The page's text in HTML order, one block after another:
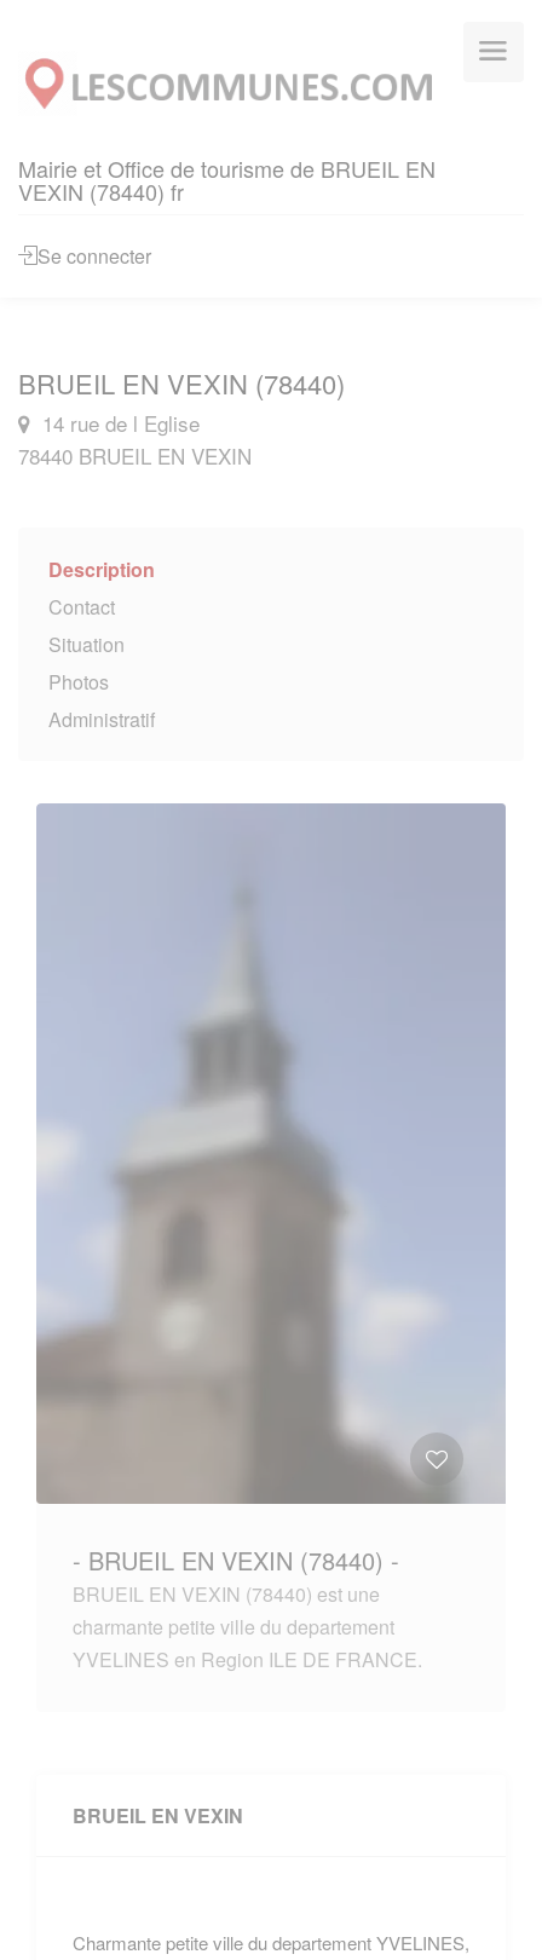
Mairie et Office de tourisme de BRUEIL EN
VEXIN (78440) fr
Se connecter
BRUEIL EN VEXIN (78440)
14 rue de l Eglise
78440 BRUEIL EN VEXIN
Description
Contact
Situation
Photos
Administratif
- BRUEIL EN VEXIN (78440) -
BRUEIL EN VEXIN (78440) est une
charmante petite ville du departement
YVELINES en Region ILE DE FRANCE.
BRUEIL EN VEXIN
Charmante petite ville du departement YVELINES,